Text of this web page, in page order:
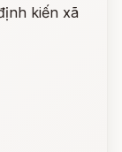
kiến xã